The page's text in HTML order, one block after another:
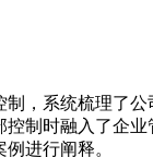
系统梳理了
制时融入了企
进行阐释。